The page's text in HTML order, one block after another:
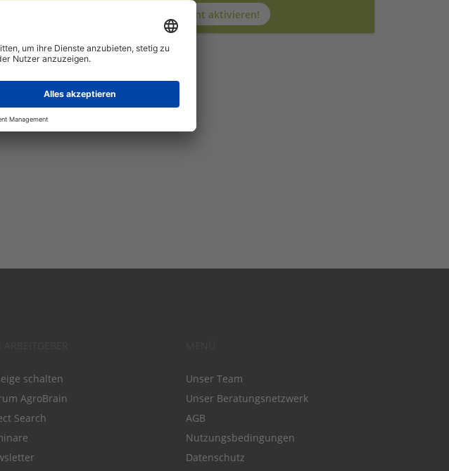
Jetzt JobAgent aktivieren!
schalten
AgroBrain
Search
Unser Team
Unser Beratungsnetzwerk
AGB
Nutzungsbedingungen
Datenschutz